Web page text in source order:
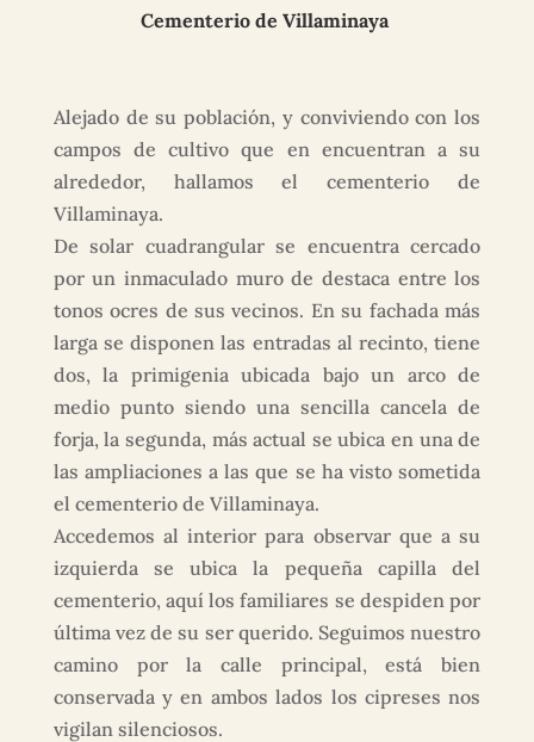
Cementerio de Villaminaya
Alejado de su población, y conviviendo con los
campos de cultivo que en encuentran a su
alrededor, hallamos el cementerio de
Villaminaya.
De solar cuadrangular se encuentra cercado
por un inmaculado muro de destaca entre los
tonos ocres de sus vecinos. En su fachada más
larga se disponen las entradas al recinto, tiene
dos, la primigenia ubicada bajo un arco de
medio punto siendo una sencilla cancela de
forja, la segunda, más actual se ubica en una de
las ampliaciones a las que se ha visto sometida
el cementerio de Villaminaya.
Accedemos al interior para observar que a su
izquierda se ubica la pequeña capilla del
cementerio, aquí los familiares se despiden por
última vez de su ser querido. Seguimos nuestro
camino por la calle principal, está bien
conservada y en ambos lados los cipreses nos
vigilan silenciosos.